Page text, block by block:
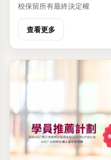
校保留所有最終決定權
查看更多